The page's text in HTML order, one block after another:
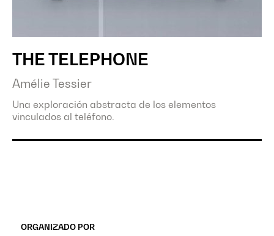
THE TELEPHONE
Amélie Tessier
Una exploración abstracta de los elementos
vinculados al teléfono.
ORGANIZADO POR